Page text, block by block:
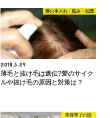
髪の手入れ・悩み・知識
2018.3.29
薄毛と抜け毛は遺伝?髪のサイク
ルや抜け毛の原因と対策は？
美容室での話